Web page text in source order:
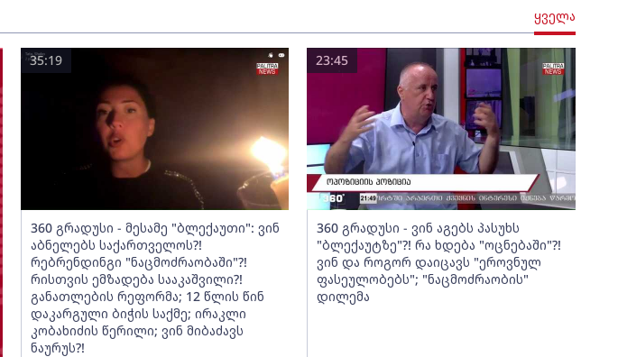
ყველა
360 გრადუსი - მესამე "ბლექაუთი": ვინ
აბნელებს საქართველოს?!
რებრენდინგი "ნაცმოძრაობაში"?!
რისთვის ემზადება სააკაშვილი?!
განათლების რეფორმა; 12 წლის წინ
დაკარგული ბიჭის საქმე; ირაკლი
კობახიძის წერილი; ვინ მიბაძავს
ნაურუს?!
35:19
360 გრადუსი - ვინ აგებს პასუხს
"ბლექაუტზე"?! რა ხდება "ოცნებაში"?!
ვინ და როგორ დაიცავს "ეროვნულ
ფასეულობებს"; "ნაცმოძრაობის"
დილემა
23:45